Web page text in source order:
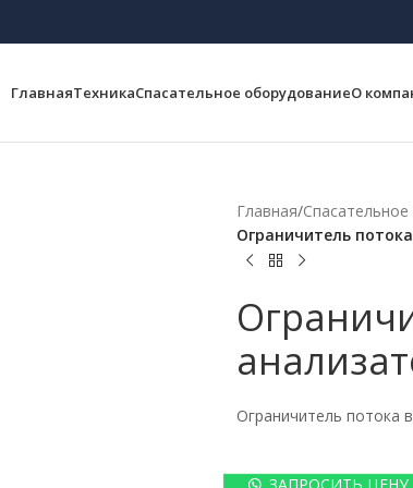
ГлавнаяТехникаСпасательное оборудованиеО
Главная/
Ограничитель
Ограничитель потока